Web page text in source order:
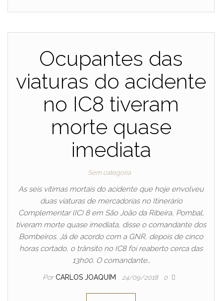
Ocupantes das
viaturas do acidente
no IC8 tiveram
morte quase
imediata
Sem categoria
As seis vítimas mortais do acidente que hoje envolveu
duas viaturas de mercadorias no Itinerário
Complementar (IC) 8 em São João da Ribeira, Pombal,
tiveram morte quase imediata, disse o comandante dos
Bombeiros. Já de acordo com a GNR, depois de cinco
horas cortado, o trânsito no IC8 foi reaberto cerca das
13h00. O comandante…
Por CARLOS JOAQUIM 24/09/2018 0